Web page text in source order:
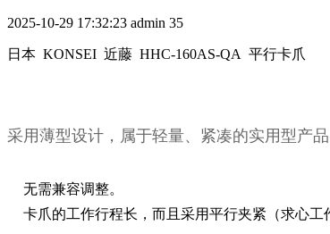
2025-10-29 17:32:23 admin 35
日本 KONSEI 近藤 HHC-160AS-QA 平行卡爪
采用薄型设计，属于轻量、紧凑的实用型产品
无需兼容调整。
卡爪的工作行程长，而且采用平行夹紧（求心工